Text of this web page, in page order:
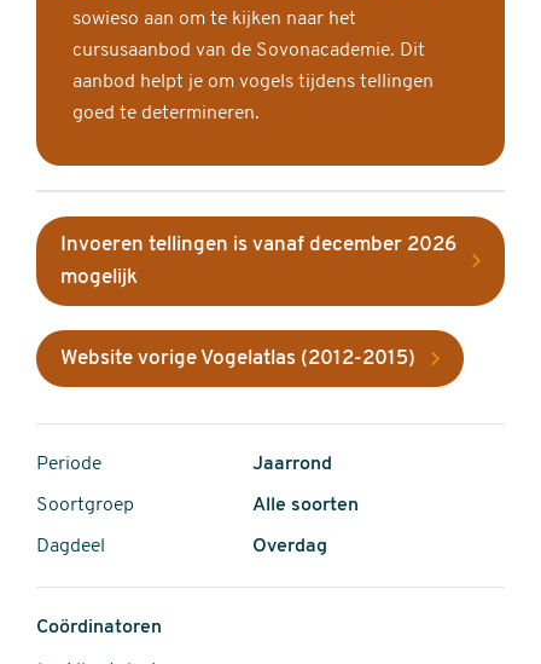
sowieso aan om te kijken naar het
cursusaanbod van de Sovonacademie. Dit
aanbod helpt je om vogels tijdens tellingen
goed te determineren.
Invoeren tellingen is vanaf december 2026
mogelijk
Website vorige Vogelatlas (2012-2015)
Periode Jaarrond
Soortgroep Alle soorten
Dagdeel Overdag
Coördinatoren